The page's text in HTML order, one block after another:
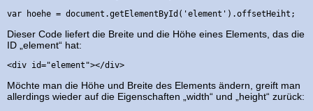
Dieser Code liefert die Breite und die Höhe eines Elements, das die
ID „element“ hat:
<div id="element"></div>
Möchte man die Höhe und Breite des Elements ändern, greift man
allerdings wieder auf die Eigenschaften „width“ und „height“ zurück: